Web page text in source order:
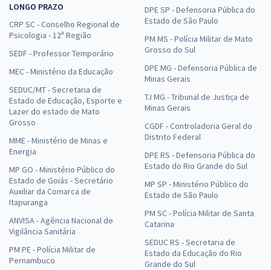
LONGO PRAZO
CRP SC - Conselho Regional de
Psicologia - 12ª Região
SEDF - Professor Temporário
MEC - Ministério da Educação
SEDUC/MT - Secretaria de
Estado de Educação, Esporte e
Lazer do estado de Mato
Grosso
MME - Ministério de Minas e
Energia
MP GO - Ministério Público do
Estado de Goiás - Secretário
Auxiliar da Comarca de
Itapuranga
ANVISA - Agência Nacional de
Vigilância Sanitária
PM PE - Polícia Militar de
Pernambuco
DPE SP - Defensoria Pública do
Estado de São Paulo
PM MS - Polícia Militar de Mato
Grosso do Sul
DPE MG - Defensoria Pública de
Minas Gerais
TJ MG - Tribunal de Justiça de
Minas Gerais
CGDF - Controladoria Geral do
Distrito Federal
DPE RS - Defensoria Pública do
Estado do Rio Grande do Sul
MP SP - Ministério Público do
Estado de São Paulo
PM SC - Polícia Militar de Santa
Catarina
SEDUC RS - Secretaria de
Estado da Educação do Rio
Grande do Sul